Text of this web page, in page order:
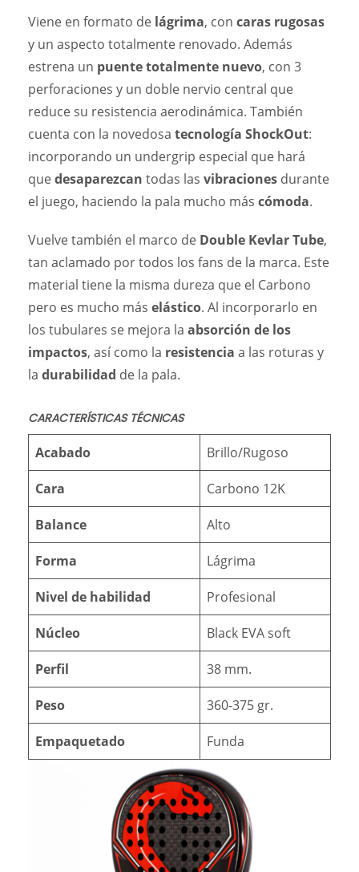
Viene en formato de lágrima, con caras rugosas
y un aspecto totalmente renovado. Además
estrena un puente totalmente nuevo, con 3
perforaciones y un doble nervio central que
reduce su resistencia aerodinámica. También
cuenta con la novedosa tecnología ShockOut:
incorporando un undergrip especial que hará
quedesaparezcan todas las vibraciones durante
el juego, haciendo la pala mucho más cómoda.
Vuelve también el marco de Double Kevlar Tube,
tan aclamado por todos los fans de la marca. Este
material tiene la misma dureza que el Carbono
pero es mucho más elástico. Al incorporarlo en
los tubulares se mejora la absorción de los
impactos, así como la resistencia a las roturas y
la durabilidad de la pala.
CARACTERÍSTICAS TÉCNICAS
Acabado Brillo/Rugoso
Cara Carbono 12K
Balance Alto
Forma Lágrima
Nivel de habilidad Profesional
Núcleo Black EVA soft
Perfil 38 mm.
Peso 360-375 gr.
Empaquetado Funda